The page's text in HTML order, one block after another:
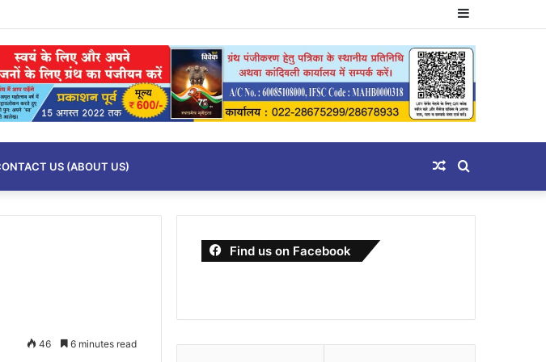
Sidebar
US (ABOUT US) Search
for
Random
Article
46 6 minutes read
Find us on Facebook